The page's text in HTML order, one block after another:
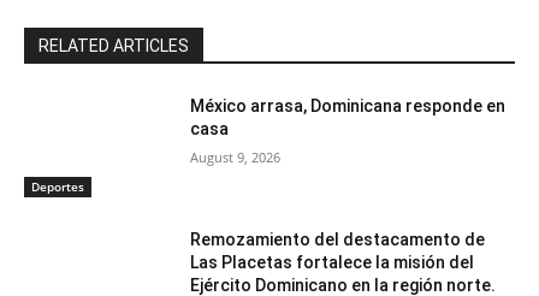
RELATED ARTICLES
Deportes
México arrasa, Dominicana responde en
casa
August 9, 2026
Remozamiento del destacamento de
Las Placetas fortalece la misión del
Ejército Dominicano en la región norte.